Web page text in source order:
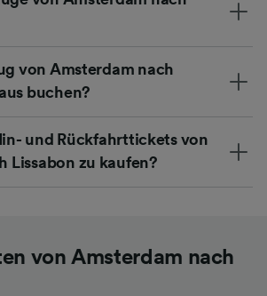
von Amsterdam nach
buchen?
und Rückfahrttickets von
Lissabon zu kaufen?
von Amsterdam nach